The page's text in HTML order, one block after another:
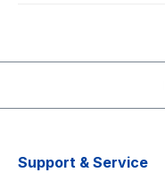
Support & Service